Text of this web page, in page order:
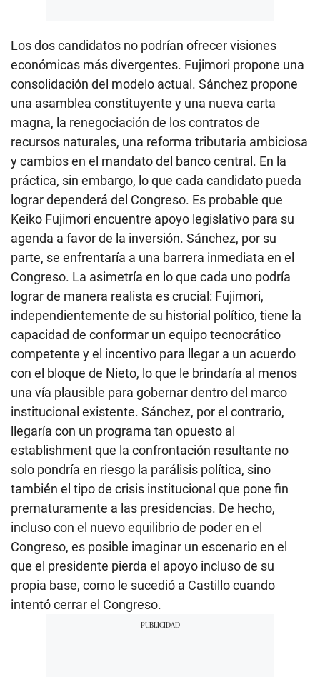
Los dos candidatos no podrían ofrecer visiones
económicas más divergentes. Fujimori propone una
consolidación del modelo actual. Sánchez propone
una asamblea constituyente y una nueva carta
magna, la renegociación de los contratos de
recursos naturales, una reforma tributaria ambiciosa
y cambios en el mandato del banco central. En la
práctica, sin embargo, lo que cada candidato pueda
lograr dependerá del Congreso. Es probable que
Keiko Fujimori encuentre apoyo legislativo para su
agenda a favor de la inversión. Sánchez, por su
parte, se enfrentaría a una barrera inmediata en el
Congreso. La asimetría en lo que cada uno podría
lograr de manera realista es crucial: Fujimori,
independientemente de su historial político, tiene la
capacidad de conformar un equipo tecnocrático
competente y el incentivo para llegar a un acuerdo
con el bloque de Nieto, lo que le brindaría al menos
una vía plausible para gobernar dentro del marco
institucional existente. Sánchez, por el contrario,
llegaría con un programa tan opuesto al
establishment que la confrontación resultante no
solo pondría en riesgo la parálisis política, sino
también el tipo de crisis institucional que pone fin
prematuramente a las presidencias. De hecho,
incluso con el nuevo equilibrio de poder en el
Congreso, es posible imaginar un escenario en el
que el presidente pierda el apoyo incluso de su
propia base, como le sucedió a Castillo cuando
intentó cerrar el Congreso.